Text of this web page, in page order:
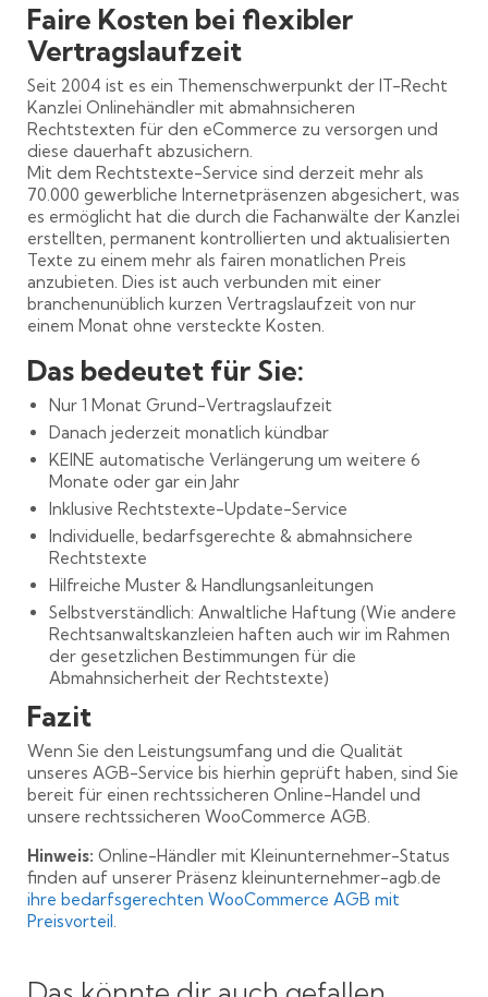
Faire Kosten bei flexibler
Vertragslaufzeit
Seit 2004 ist es ein Themenschwerpunkt der IT-Recht
Kanzlei Onlinehändler mit abmahnsicheren
Rechtstexten für den eCommerce zu versorgen und
diese dauerhaft abzusichern.
Mit dem Rechtstexte-Service sind derzeit mehr als
70.000 gewerbliche Internetpräsenzen abgesichert, was
es ermöglicht hat die durch die Fachanwälte der Kanzlei
erstellten, permanent kontrollierten und aktualisierten
Texte zu einem mehr als fairen monatlichen Preis
anzubieten. Dies ist auch verbunden mit einer
branchenunüblich kurzen Vertragslaufzeit von nur
einem Monat ohne versteckte Kosten.
Das bedeutet für Sie:
Nur 1 Monat Grund-Vertragslaufzeit
Danach jederzeit monatlich kündbar
KEINE automatische Verlängerung um weitere 6
Monate oder gar ein Jahr
Inklusive Rechtstexte-Update-Service
Individuelle, bedarfsgerechte & abmahnsichere
Rechtstexte
Hilfreiche Muster & Handlungsanleitungen
Selbstverständlich: Anwaltliche Haftung (Wie andere
Rechtsanwaltskanzleien haften auch wir im Rahmen
der gesetzlichen Bestimmungen für die
Abmahnsicherheit der Rechtstexte)
Fazit
Wenn Sie den Leistungsumfang und die Qualität
unseres AGB-Service bis hierhin geprüft haben, sind Sie
bereit für einen rechtssicheren Online-Handel und
unsere rechtssicheren WooCommerce AGB.
Hinweis: Online-Händler mit Kleinunternehmer-Status
finden auf unserer Präsenz kleinunternehmer-agb.de
ihre bedarfsgerechten WooCommerce AGB mit
Preisvorteil